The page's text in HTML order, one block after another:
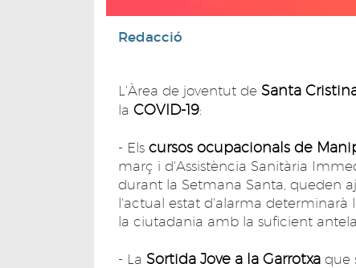
Redacció
L'Àrea de joventut de Santa
la COVID-19:
- Els cursos ocupacionals de
març i d'Assistència Sanitària
durant la Setmana Santa, queden
l'actual estat d'alarma determinarà
la ciutadania amb la suficient
- La Sortida Jove a la Garrotxa que